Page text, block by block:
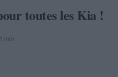
toutes les Kia !
1 min